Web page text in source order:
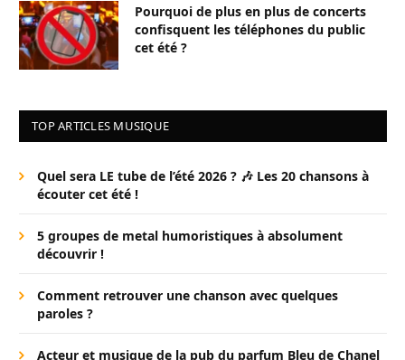
Pourquoi de plus en plus de concerts
confisquent les téléphones du public
cet été ?
TOP ARTICLES MUSIQUE
Quel sera LE tube de l’été 2026 ? 🎶 Les 20 chansons à
écouter cet été !
5 groupes de metal humoristiques à absolument
découvrir !
Comment retrouver une chanson avec quelques
paroles ?
Acteur et musique de la pub du parfum Bleu de Chanel